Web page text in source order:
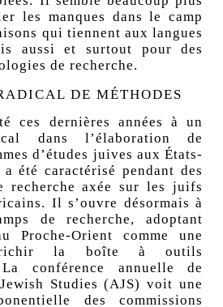
les manques dans le camp
qui tiennent aux langues
aussi et surtout pour des
de recherche.
DE MÉTHODES
ces dernières années à un
dans l’élaboration de
d’études juives aux États-
été caractérisé pendant des
recherche axée sur les juifs
Il s’ouvre désormais à
de recherche, adoptant
Proche-Orient comme une
la boîte à outils
La conférence annuelle de
Studies (AJS) voit une
des commissions